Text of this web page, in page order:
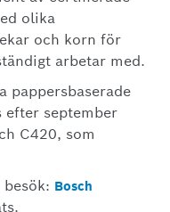
olika
och korn för
arbetar med.
pappersbaserade
september
C420, som
Bosch